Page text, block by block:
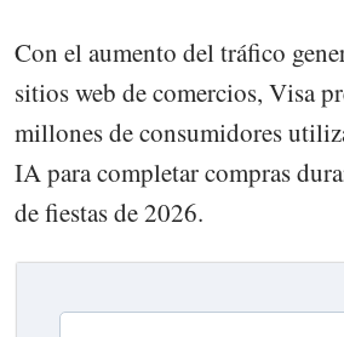
Con el aumento del tráfico
sitios web de comercios, Visa
millones de consumidores
IA para completar compras
de fiestas de 2026.